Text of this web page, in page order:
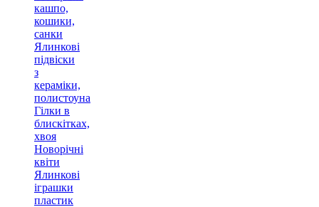
кашпо,
кошики,
санки
Ялинкові
підвіски
з
кераміки,
полистоуна
Гілки в
блискітках,
хвоя
Новорічні
квіти
Ялинкові
іграшки
пластик